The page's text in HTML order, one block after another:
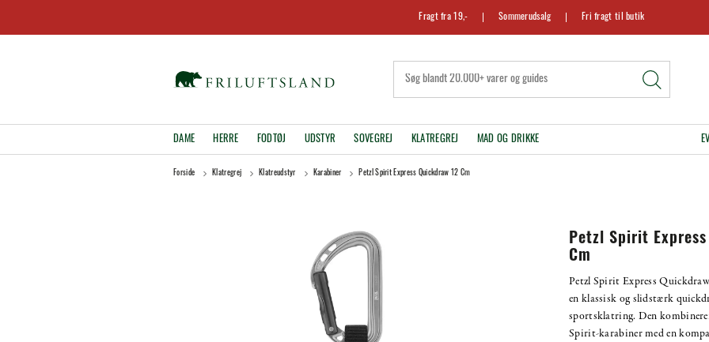
Fragt fra 19,- Sommerudsalg Fri fragt til butik
DAME HERRE FODTØJ UDSTYR SOVEGREJ KLATREGREJ MAD OG DRIKKE
Forside Klatregrej Klatreudstyr Karabiner Petzl Spirit Express Quickdraw 12 Cm
Petzl Spirit
Cm
Petzl Spirit Express
en klassisk og slidstærk
sportsklatring. Den
Spirit-karabiner med en